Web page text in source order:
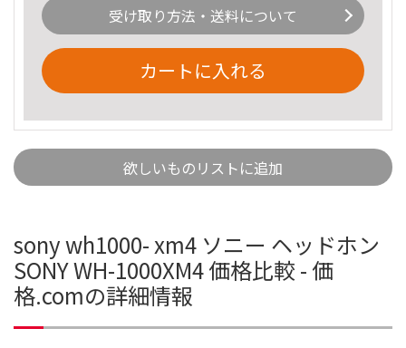
受け取り方法・送料について
カートに入れる
欲しいものリストに追加
sony wh1000- xm4 ソニー ヘッドホン
SONY WH-1000XM4 価格比較 - 価
格.comの詳細情報